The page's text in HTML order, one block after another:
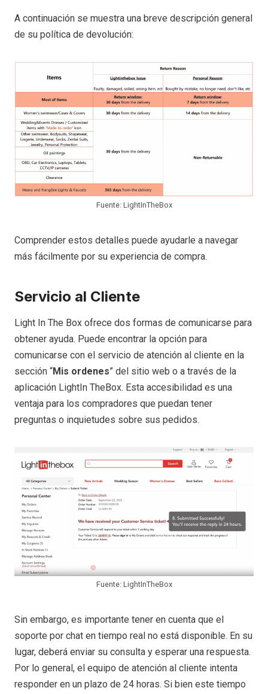
A continuación se muestra una breve descripción general
de su política de devolución:
Fuente: LightInTheBox
Comprender estos detalles puede ayudarle a navegar
más fácilmente por su experiencia de compra.
Servicio al Cliente
Light In The Box ofrece dos formas de comunicarse para
obtener ayuda. Puede encontrar la opción para
comunicarse con el servicio de atención al cliente en la
sección “Mis ordenes” del sitio web o a través de la
aplicación LightIn TheBox. Esta accesibilidad es una
ventaja para los compradores que puedan tener
preguntas o inquietudes sobre sus pedidos.
Fuente: LightInTheBox
Sin embargo, es importante tener en cuenta que el
soporte por chat en tiempo real no está disponible. En su
lugar, deberá enviar su consulta y esperar una respuesta.
Por lo general, el equipo de atención al cliente intenta
responder en un plazo de 24 horas. Si bien este tiempo